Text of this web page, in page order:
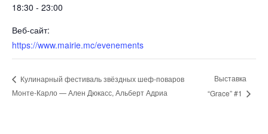
18:30 - 23:00
Веб-сайт:
https://www.mairie.mc/evenements
Кулинарный фестиваль звёздных шеф-поваров
Монте-Карло — Ален Дюкасс, Альберт Адриа
Выставка
“Grace” #1